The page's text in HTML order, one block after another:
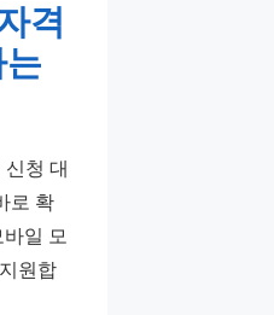
격
는
청 대
로 확
일 모
원합